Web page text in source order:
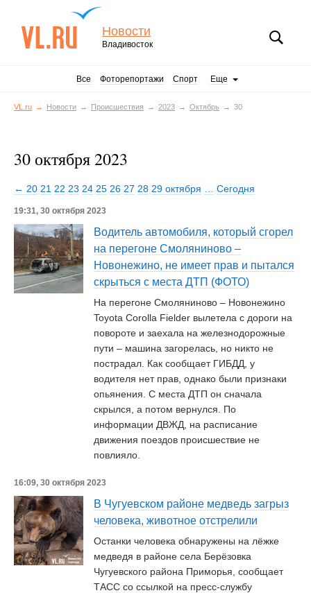
Новости
Владивосток
Все Фоторепортажи Спорт Еще
VL.ru Новости Происшествия 2023 Октябрь 30
30 октября 2023
← 20 21 22 23 24 25 26 27 28 29 октября Сегодня
19:31, 30 октября 2023
Водитель автомобиля, который сгорел
на перегоне Смоляниново –
Новонежино, не имеет прав и пытался
скрыться с места ДТП (ФОТО)
На перегоне Смоляниново – Новонежино
Toyota Corolla Fielder вылетела с дороги на
повороте и заехала на железнодорожные
пути – машина загорелась, но никто не
пострадал. Как сообщает ГИБДД, у
водителя нет прав, однако были признаки
опьянения. С места ДТП он сначала
скрылся, а потом вернулся. По
информации ДВЖД, на расписание
движения поездов происшествие не
повлияло.
16:09, 30 октября 2023
В Чугуевском районе медведь загрыз
человека, животное отстрелили
Останки человека обнаружены на лёжке
медведя в районе села Берёзовка
Чугуевского района Приморья, сообщает
ТАСС со ссылкой на пресс-службу